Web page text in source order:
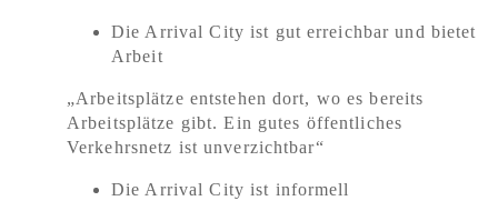
Die Arrival City ist gut erreichbar und bietet
Arbeit
„Arbeitsplätze entstehen dort, wo es bereits
Arbeitsplätze gibt. Ein gutes öffentliches
Verkehrsnetz ist unverzichtbar“
Die Arrival City ist informell